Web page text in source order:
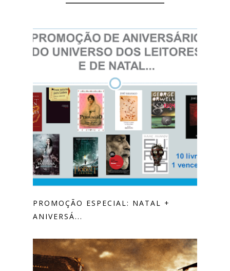
PROMOÇÃO ESPECIAL: NATAL +
ANIVERSÁ...